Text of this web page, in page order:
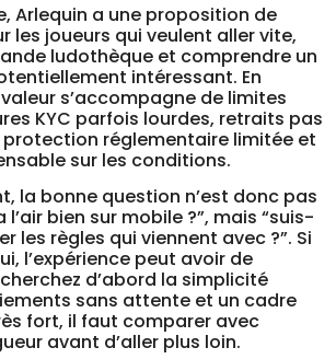
Arlequin a une proposition de
les joueurs qui veulent aller vite,
ludothèque et comprendre un
intéressant. En
s’accompagne de limites
KYC parfois lourdes, retraits pas
réglementaire limitée et
sur les conditions.
la bonne question n’est donc pas
bien sur mobile ?”, mais “suis-
les règles qui viennent avec ?”. Si
l’expérience peut avoir de
d’abord la simplicité
sans attente et un cadre
fort, il faut comparer avec
avant d’aller plus loin.